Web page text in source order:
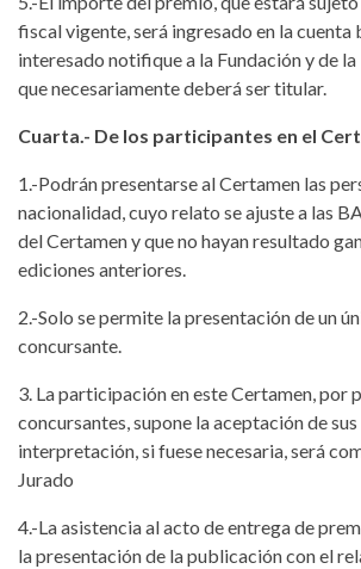
fiscal vigente, será ingresado en la cuenta
interesado notifique a la Fundación y de la
que necesariamente deberá ser titular.
Cuarta.- De los participantes en el
1.-Podrán presentarse al Certamen las
nacionalidad, cuyo relato se ajuste a las
del Certamen y que no hayan resultado
ediciones anteriores.
2.-Solo se permite la presentación de un
concursante.
3. La participación en este Certamen, por
concursantes, supone la aceptación de sus
interpretación, si fuese necesaria, será
Jurado
4.-La asistencia al acto de entrega de
la presentación de la publicación con el